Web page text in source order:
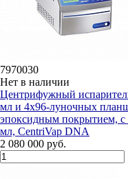
7970030
Нет в наличии
Центрифужный
мл и 4х96-луночных
эпоксидным покрытием, c
мл, CentriVap DNA
2 080 000 руб.